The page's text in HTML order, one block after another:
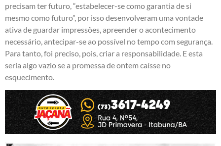
precisam ter futuro, “estabelecer-se como garantia de si
mesmo como futuro”, por isso desenvolveram uma vontade
ativa de guardar impressões, apreender o acontecimento
necessário, antecipar-se ao possível no tempo com segurança.
Para tanto, foi preciso, pois, criar a responsabilidade. E esta
seria algo vazio se a promessa de ontem caísse no
esquecimento.